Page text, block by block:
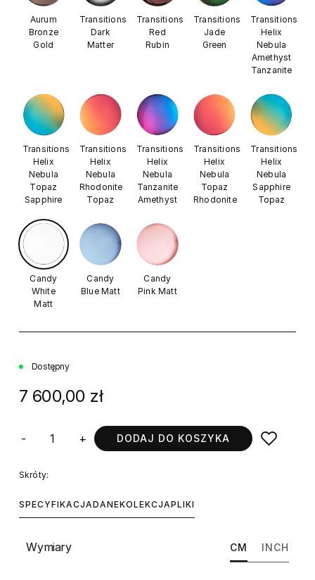
Aurum
Bronze
Gold
Transitions
Dark
Matter
Transitions
Red
Rubin
Transitions
Jade
Green
Transitions
Helix
Nebula
Amethyst
Tanzanite
Transitions
Helix
Nebula
Topaz
Sapphire
Transitions
Helix
Nebula
Rhodonite
Topaz
Transitions
Helix
Nebula
Tanzanite
Amethyst
Transitions
Helix
Nebula
Topaz
Rhodonite
Transitions
Helix
Nebula
Sapphire
Topaz
Candy
White
Matt
Candy
Blue Matt
Candy
Pink Matt
Dostępny
7 600,00 zł
- + DODAJ DO KOSZYKA
Skróty:
SPECYFIKACJADANEKOLEKCJAPLIKI
Wymiary CM INCH